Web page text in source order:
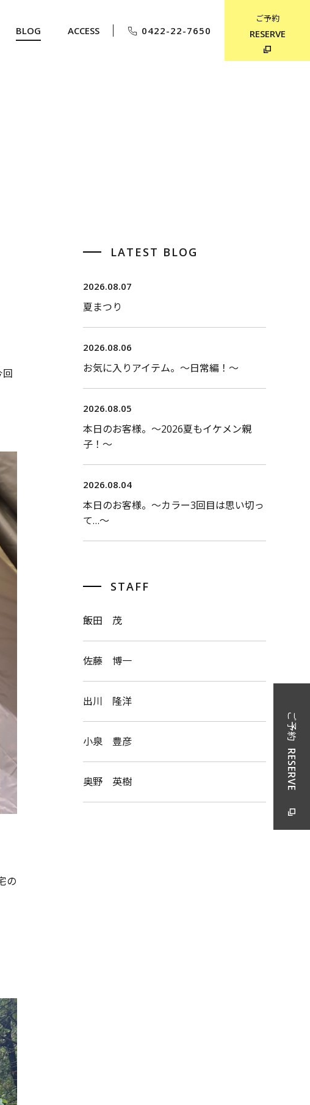
BLOG ACCESS 0422-22-7650
ご予約
RESERVE
回
の
LATEST BLOG
2026.08.07
夏まつり
2026.08.06
お気に入りアイテム。〜日常編！〜
2026.08.05
本日のお客様。〜2026夏もイケメン親
子！〜
2026.08.04
本日のお客様。〜カラー3回目は思い切っ
て…〜
STAFF
飯田 茂
佐藤 博一
出川 隆洋
小泉 豊彦
奥野 英樹
ご予約
RESERVE